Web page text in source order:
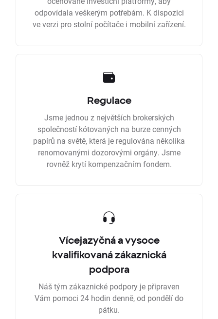
odpovídala veškerým potřebám. K dispozici
ve verzi pro stolní počítače i mobilní zařízení.
Regulace
Jsme jednou z největších brokerských
společností kótovaných na burze cenných
papírů na světě, která je regulována několika
renomovanými dozorovými orgány. Jsme
rovněž krytí kompenzačním fondem.
Vícejazyčná a vysoce
kvalifikovaná zákaznická
podpora
Náš tým zákaznické podpory je připraven
Vám pomoci 24 hodin denně, od pondělí do
pátku.